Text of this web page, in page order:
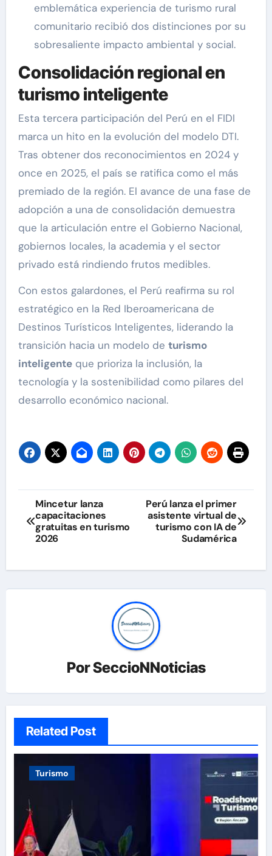
emblemática experiencia de turismo rural
comunitario recibió dos distinciones por su
sobresaliente impacto ambiental y social.
Consolidación regional en
turismo inteligente
Esta tercera participación del Perú en el FIDI
marca un hito en la evolución del modelo DTI.
Tras obtener dos reconocimientos en 2024 y
once en 2025, el país se ratifica como el más
premiado de la región. El avance de una fase de
adopción a una de consolidación demuestra
que la articulación entre el Gobierno Nacional,
gobiernos locales, la academia y el sector
privado está rindiendo frutos medibles.
Con estos galardones, el Perú reafirma su rol
estratégico en la Red Iberoamericana de
Destinos Turísticos Inteligentes, liderando la
transición hacia un modelo de turismo
inteligenteque prioriza la inclusión, la
tecnología y la sostenibilidad como pilares del
desarrollo económico nacional.
Navegación
de
Mincetur lanza
capacitaciones
gratuitas en turismo
2026
Perú lanza el primer
asistente virtual de
turismo con IA de
Sudamérica
PorSeccioNNoticias
Related Post
Turismo